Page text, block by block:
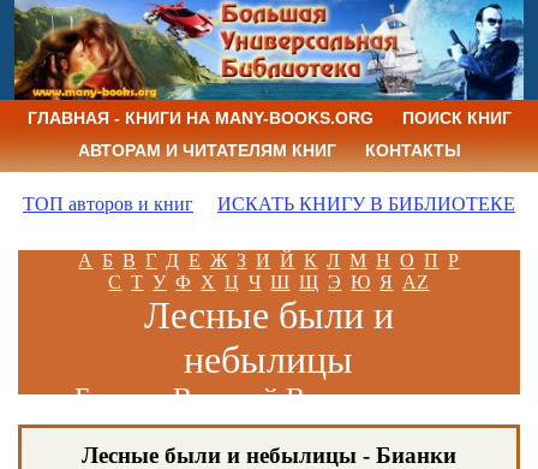
ГЛАВНАЯ - КНИГИ НА MANY-BOOKS.ORG
ПОИСК КНИГ
АВТОРАМ И ЧИТАТЕЛЯМ КНИГ
КОНТАКТЫ
ТОП авторов и книг ИСКАТЬ КНИГУ В БИБЛИОТЕКЕ
А Б В Г Д Е Ж З И Й К Л М Н О П Р
С Т У Ф Х Ц Ч Ш Щ Э Ю Я AZ
Лесные были и
небылицы
Бианки Виталий Валентинович
Лесные были и небылицы - Бианки